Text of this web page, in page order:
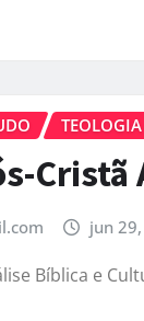
TEOLOGIA
jun
Bíblica e